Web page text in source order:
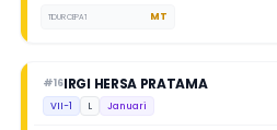
TIDUR CEPAT MT
#16IRGI HERSA PRATAMA
VII-1 L Januari